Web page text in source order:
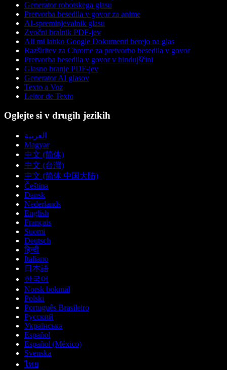
Generator robotskega glasu
Pretvorba besedila v govor za anime
AI-spreminjevalnik glasu
Zvočni bralnik PDF-jev
Ali mi lahko Google Dokumenti berejo na glas
Razširitev za Chrome za pretvorbo besedila v govor
Pretvorba besedila v govor v hindujščini
Glasno branje PDF-jev
Generator AI glasov
Texto a Voz
Leitor de Texto
Oglejte si v drugih jezikih
العربية
Magyar
中文 (简体)
中文 (台灣)
中文 (简体 中国大陆)
Čeština
Dansk
Nederlands
English
Français
Suomi
Deutsch
हिन्दी
Italiano
日本語
한국어
Norsk bokmål
Polski
Português Brasileiro
Русский
Українська
Español
Español (México)
Svenska
ไทย